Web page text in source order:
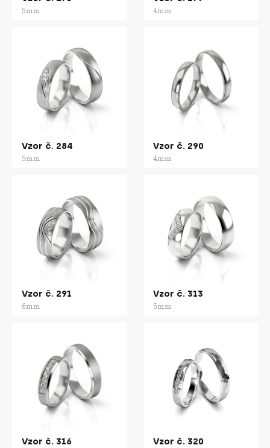
5mm 4mm
Vzor č. 284
5mm
Vzor č. 290
4mm
Vzor č. 291
6mm
Vzor č. 313
5mm
Vzor č. 316 Vzor č. 320